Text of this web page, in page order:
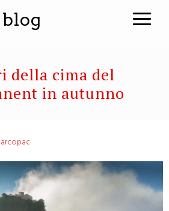
della cima del
in autunno